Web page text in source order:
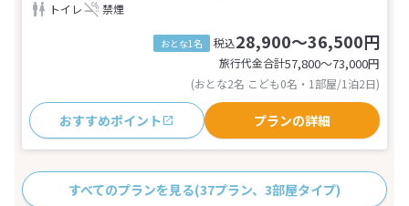
トイレ
禁煙
おとな1名 税込28,900～36,500円
旅行代金合計57,800〜73,000円
(おとな2名 こども0名・1部屋/1泊2日)
おすすめポイント プランの詳細
すべてのプランを見る(37プラン、3部屋タイプ)